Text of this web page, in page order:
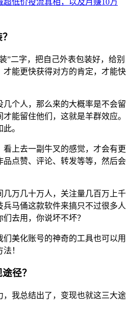
”二字，把自己外表包装好，给别
才能更快获得对方的肯定，才能快
个人，那么来的大概率是不会留
能留住他们，这就是羊群效应。
。
看上去一副牛叉的感觉，才会有更
品点赞、评论、转发等等，然后会
万几十万人，关注量几百万上千
马俑这款软件来搞只不过很多人
去用，你说坏不坏？
美化账号的神奇的工具也可以用
！
径？
我总结出了，变现也就这三大途